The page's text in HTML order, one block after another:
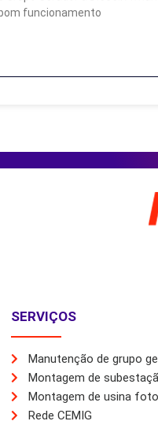
funcionamento
SERVIÇOS
Manutenção de grupo
Montagem de
Montagem de usina
Rede CEMIG